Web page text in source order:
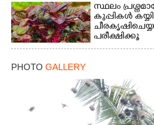
സ്ഥലം
കുപ്പികൾ
പരീക്ഷിക്കൂ
PHOTO GALLERY